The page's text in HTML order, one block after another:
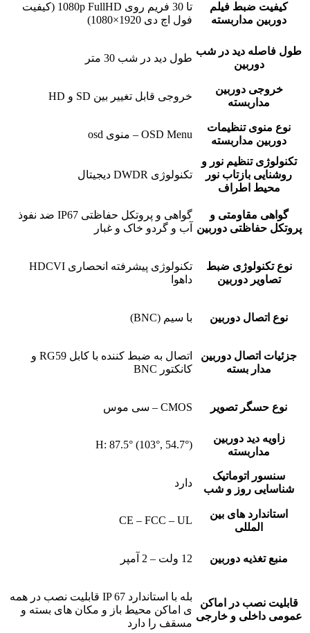
کیفیت ضبط فیلم
دوربین مداربسته
تا 30 فریم روی 1080p FullHD (کیفیت
فول اچ دی 1920×1080)
طول فاصله دید در شب
دوربین
طول دید در شب 30 متر
خروجی دوربین
مداربسته
خروجی قابل تغییر بین SD و HD
نوع منوی تنظیمات
دوربین مداربسته
OSD Menu – منوی osd
تکنولوژی تنظیم نور و
روشنایی بازتاب نور
محیط اطراف
تکنولوژی DWDR دیجیتال
گواهی مقاومتی و
پروتکل حفاظتی دوربین
گواهی و پروتکل حفاظتی IP67 ضد نفوذ
آب و گردو خاک و غبار
نوع تکنولوژی ضبط
تصاویر دوربین
تکنولوژی پیشرفته انحصاری HDCVI
داهوا
نوع اتصال دوربین با سیم (BNC)
جزئیات اتصال دوربین
مدار بسته
اتصال به ضبط کننده با کابل RG59 و
کانکتور BNC
نوع حسگر تصویر CMOS – سی موس
زاویه دید دوربین
مداربسته
H: 87.5° (103°, 54.7°)
سنسور اتوماتیک
شناسایی روز و شب
دارد
استاندارد های بین
المللی
CE – FCC – UL
منبع تغذیه دوربین 12 ولت – 2 آمپر
قابلیت نصب در اماکن
عمومی داخلی و خارجی
بله با استاندارد IP 67 قابلیت نصب در همه
ی اماکن محیط باز و مکان های بسته و
مسقف را دارد